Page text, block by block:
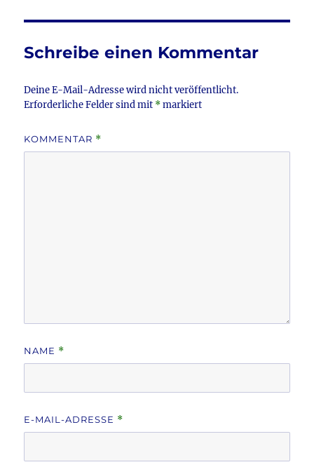
b
o
o
k
r
Schreibe einen Kommentar
Deine E-Mail-Adresse wird nicht veröffentlicht.
Erforderliche Felder sind mit *markiert
KOMMENTAR *
NAME *
E-MAIL-ADRESSE *